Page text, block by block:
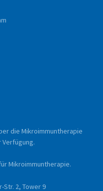
die Mikroimmuntherapie
Mikroimmuntherapie.
Str. 2, Tower 9